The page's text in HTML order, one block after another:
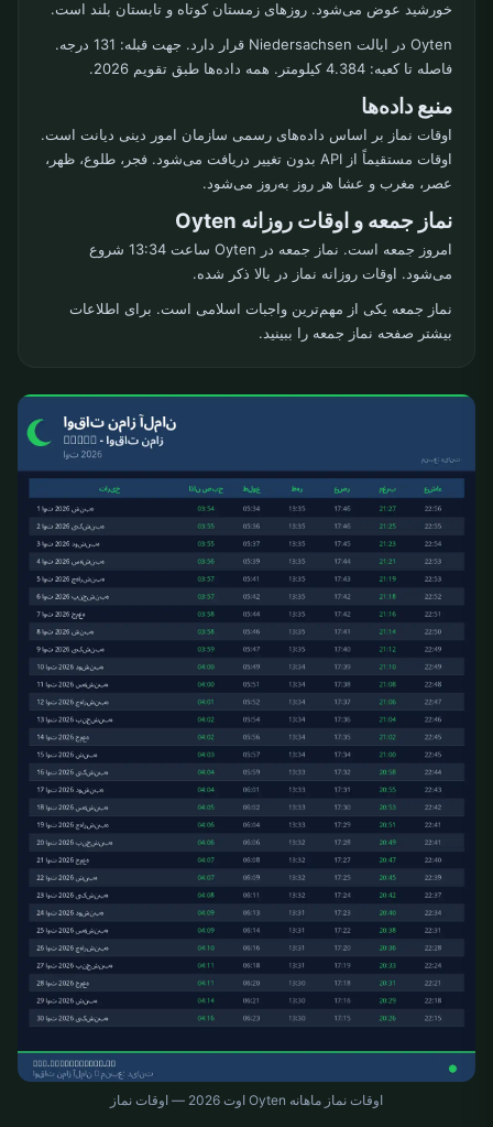
خورشید عوض می‌شود. روزهای زمستان کوتاه و تابستان بلند است.
Oyten در ایالت Niedersachsen قرار دارد. جهت قبله: 131 درجه.
فاصله تا کعبه: 4.384 کیلومتر. همه داده‌ها طبق تقویم 2026.
منبع داده‌ها
اوقات نماز بر اساس داده‌های رسمی سازمان امور دینی دیانت است.
اوقات مستقیماً از API بدون تغییر دریافت می‌شود. فجر، طلوع، ظهر،
عصر، مغرب و عشا هر روز به‌روز می‌شود.
نماز جمعه و اوقات روزانه Oyten
امروز جمعه است. نماز جمعه در Oyten ساعت 13:34 شروع
می‌شود. اوقات روزانه نماز در بالا ذکر شده.
نماز جمعه یکی از مهم‌ترین واجبات اسلامی است. برای اطلاعات
بیشتر صفحه نماز جمعه را ببینید.
اوقات نماز ماهانه Oyten اوت 2026 — اوقات نماز